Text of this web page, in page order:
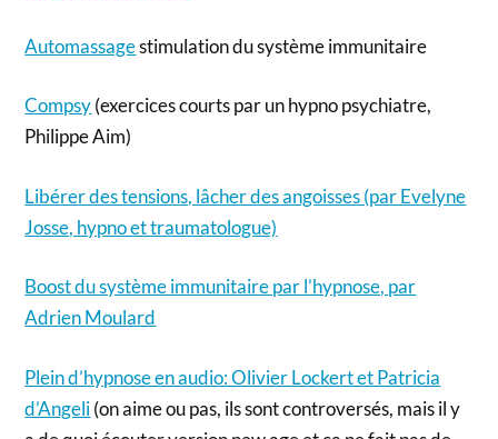
Automassagestimulation du système immunitaire
Compsy(exercices courts par un hypno psychiatre,
Philippe Aim)
Libérer des tensions, lâcher des angoisses (par Evelyne
Josse, hypno et traumatologue)
Boost du système immunitaire par l’hypnose, par
Adrien Moulard
Plein d’hypnose en audio: Olivier Lockert et Patricia
d’Angeli(on aime ou pas, ils sont controversés, mais il y